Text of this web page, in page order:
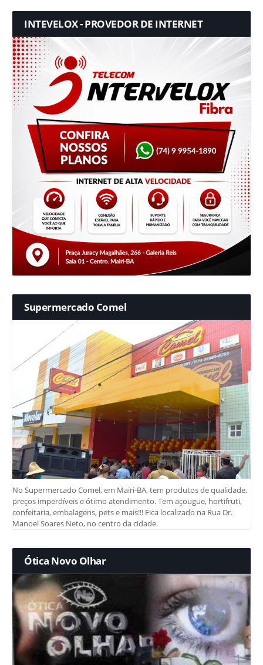
INTEVELOX - PROVEDOR DE INTERNET
Supermercado Comel
No Supermercado Comel, em Mairi-BA, tem produtos de qualidade,
preços imperdíveis e ótimo atendimento. Tem açougue, hortifruti,
confeitaria, embalagens, pets e mais!!! Fica localizado na Rua Dr.
Manoel Soares Neto, no centro da cidade.
Ótica Novo Olhar